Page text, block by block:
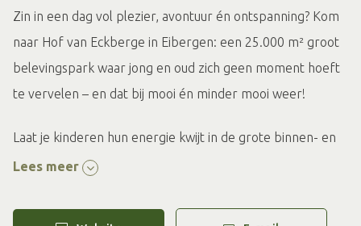
Zin in een dag vol plezier, avontuur én ontspanning? Kom
naar Hof van Eckberge in Eibergen: een 25.000 m² groot
belevingspark waar jong en oud zich geen moment hoeft
te vervelen – en dat bij mooi én minder mooi weer!
Laat je kinderen hun energie kwijt in de grote binnen- en
buitenspeeltuin, ontdek samen exotische dieren in de
in het spannende reptielenhuis. Zin in actie? Gooi een
Lees meer